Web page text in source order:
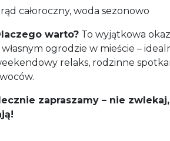
całoroczny, woda sezonowo
warto? To wyjątkowa
własnym ogrodzie w mieście –
relaks, rodzinne
zapraszamy – nie